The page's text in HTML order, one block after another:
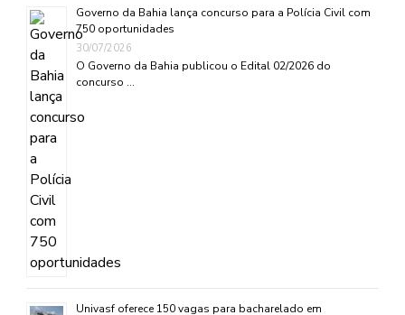
Governo da Bahia lança concurso para a Polícia Civil com
750 oportunidades
30/07/2026
O Governo da Bahia publicou o Edital 02/2026 do
concurso …
Univasf oferece 150 vagas para bacharelado em